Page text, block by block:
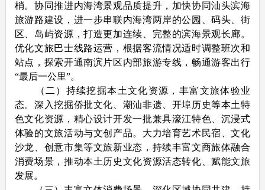
梢。协同推进内海湾景观品质提升，加快协同汕头滨海
旅游路建设，进一步串联内海湾两岸的公园、码头、街
区、岛屿资源，打造更加连续、完整的滨海景观长廊。
优化文旅巴士线路运营，根据客流情况适时调整班次和
站点，探索开通南滨片区内部旅游专线，畅通游客出行
“最后一公里”。
（二）持续挖掘本土文化资源，丰富文旅体验业
态。深入挖掘侨批文化、潮汕非遗、开埠历史等本土特
色文化资源，精心设计开发一批兼具濠江特色、沉浸式
体验的文旅活动与文创产品。大力培育艺术民宿、文化
沙龙、创意市集等文旅新业态，持续丰富文商旅体融合
消费场景，推动本土历史文化资源活态转化、赋能文旅
发展。